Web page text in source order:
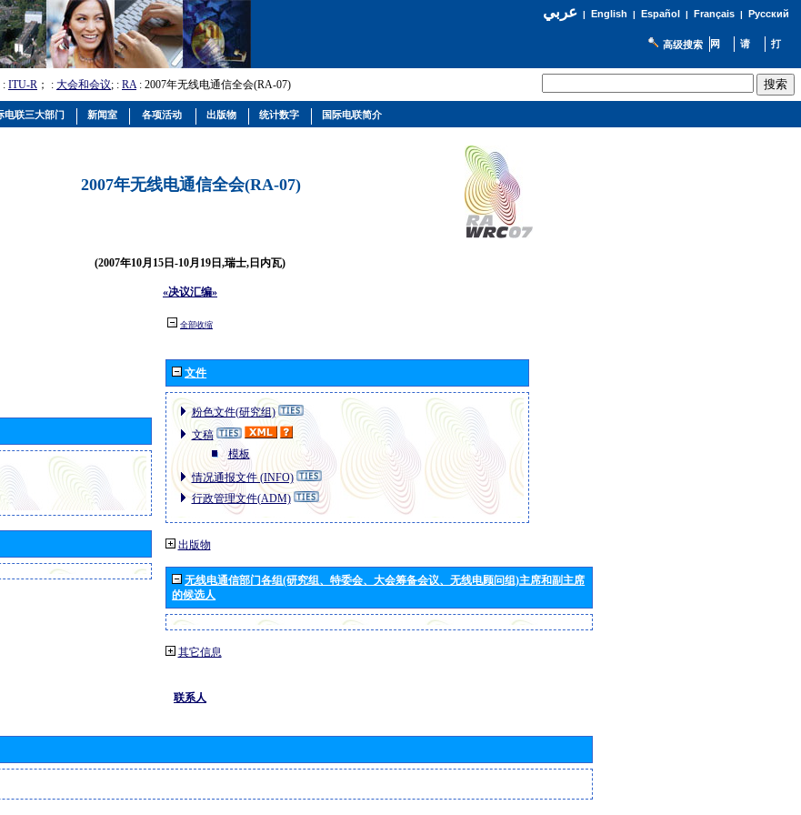
عربي| English | Español | Français| Русский
高级搜索
: ITU-R ； : 大会和会议; : RA: 2007年无线电通信全会(RA-07)
2007年无线电通信全会(RA-07)
(2007年10月15日-10月19日,瑞士,日内瓦)
«决议汇编»
全部收缩
文件
粉色文件(研究组)
文稿
模板
情况通报文件 (INFO)
行政管理文件(ADM)
出版物
无线电通信部门各组(研究组、特委会、大会筹备会议、无线电顾问组)主席和副主席
的候选人
其它信息
联系人
电联三大部门 新闻室 各项活动 出版物 统计数字 国际电联简介